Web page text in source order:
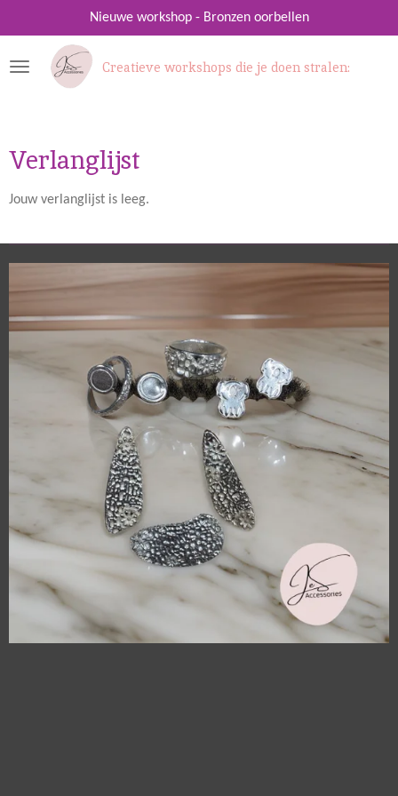
direct
naar
Creatieve workshops die je doen stralen:
Nieuwe workshop - Bronzen oorbellen
Verlanglijst
Jouw verlanglijst is leeg.